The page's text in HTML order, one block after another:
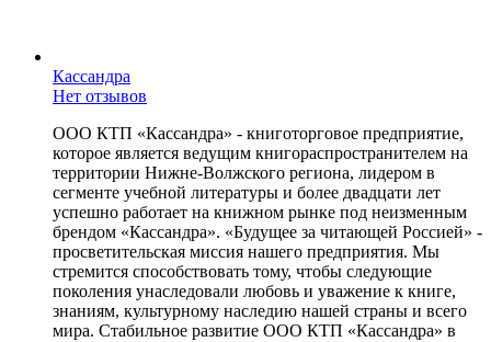
Кассандра
Нет отзывов
ООО КТП «Кассандра» - книготорговое предприятие,
которое является ведущим книгораспространителем на
территории Нижне-Волжского региона, лидером в
сегменте учебной литературы и более двадцати лет
успешно работает на книжном рынке под неизменным
брендом «Кассандра». «Будущее за читающей Россией» -
просветительская миссия нашего предприятия. Мы
стремится способствовать тому, чтобы следующие
поколения унаследовали любовь и уважение к книге,
знаниям, культурному наследию нашей страны и всего
мира. Стабильное развитие ООО КТП «Кассандра» в